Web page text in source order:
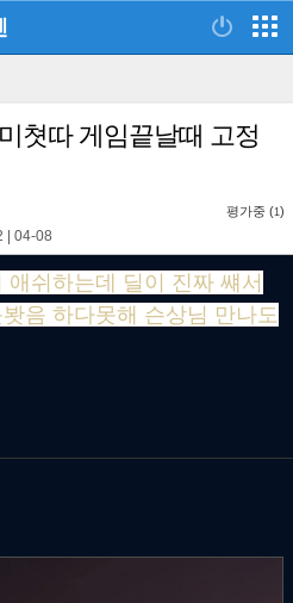
쳣따 게임끝날때 고정
평가중 (1)
04-08
쉬하는데 딜이 진짜 썌서
음 하다못해 슨상님 만나도